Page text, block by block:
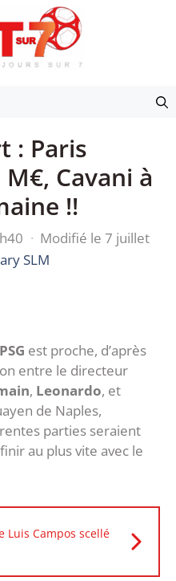
: Paris
Cavani à
!!
· Modifié le 7 juillet
SLM
PSG est proche, d’après
entre le directeur
, Leonardo, et
de Naples,
parties seraient
au plus vite avec le
Luis Campos scellé